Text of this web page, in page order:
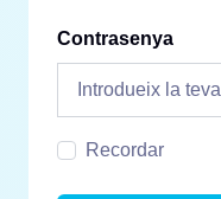
Contrasenya
Recordar